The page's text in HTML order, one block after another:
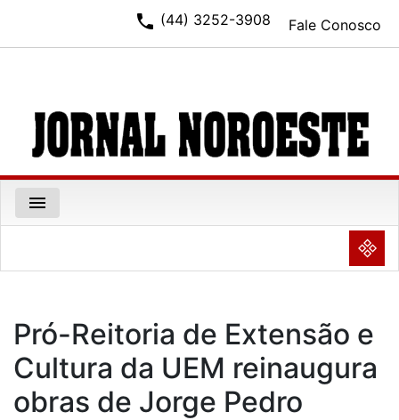
Fale Conosco
phone (44) 3252-3908
menu
NULL
Pró-Reitoria de Extensão e
Cultura da UEM reinaugura
obras de Jorge Pedro